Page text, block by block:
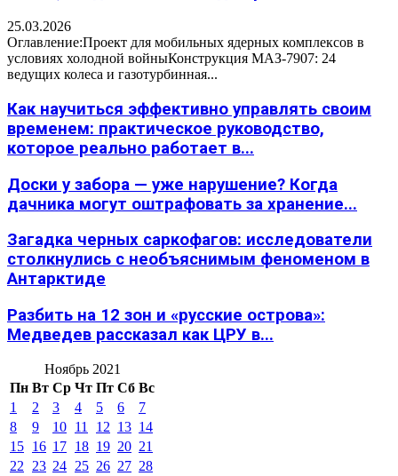
25.03.2026
Оглавление:Проект для мобильных ядерных комплексов в
условиях холодной войныКонструкция МАЗ-7907: 24
ведущих колеса и газотурбинная...
Как научиться эффективно управлять своим
временем: практическое руководство,
которое реально работает в...
Доски у забора — уже нарушение? Когда
дачника могут оштрафовать за хранение...
Загадка черных саркофагов: исследователи
столкнулись с необъяснимым феноменом в
Антарктиде
Разбить на 12 зон и «русские острова»:
Медведев рассказал как ЦРУ в...
Ноябрь 2021
Пн Вт Ср Чт Пт Сб Вс
1
2 3 4 5 6
7
8
9 10 11 12 13 14
15 16 17 18 19 20 21
22
23 24 25 26 27 28